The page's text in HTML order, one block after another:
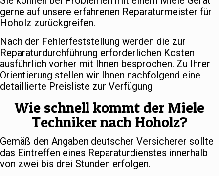
gerne auf unsere erfahrenen Reparaturmeister für
Hoholz zurückgreifen.
Nach der Fehlerfeststellung werden die zur
Reparaturdurchführung erforderlichen Kosten
ausführlich vorher mit Ihnen besprochen. Zu Ihrer
Orientierung stellen wir Ihnen nachfolgend eine
detaillierte Preisliste zur Verfügung
Wie schnell kommt der Miele
Techniker nach Hoholz?
Gemäß den Angaben deutscher Versicherer sollte
das Eintreffen eines Reparaturdienstes innerhalb
von zwei bis drei Stunden erfolgen.